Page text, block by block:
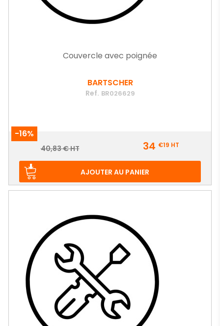
Couvercle avec poignée
BARTSCHER
Ref. BR026629
-16%
Prix
Prix
40,83 € HT 34 €19 HT
AJOUTER AU PANIER